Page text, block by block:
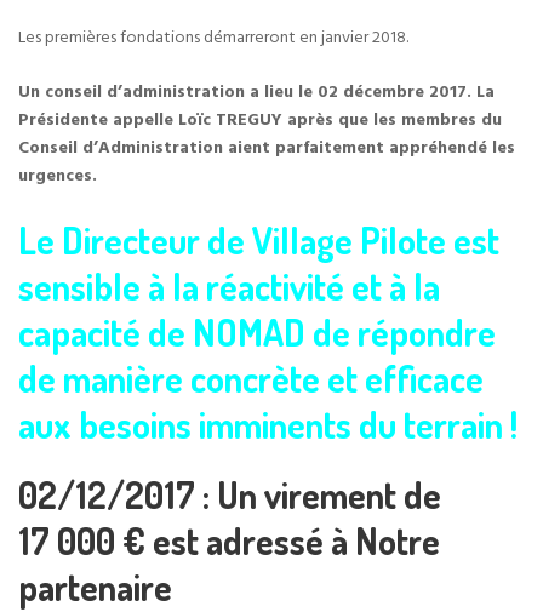
Les premières fondations démarreront en janvier 2018.
Un conseil d’administration a lieu le 02 décembre 2017. La
Présidente appelle Loïc TREGUY après que les membres du
Conseil d’Administration aient parfaitement appréhendé les
urgences.
Le Directeur de Village Pilote est
sensible à la réactivité et à la
capacité de NOMAD de répondre
de manière concrète et efficace
aux besoins imminents du terrain !
02/12/2017 : Un virement de
17 000 € est adressé à Notre
partenaire